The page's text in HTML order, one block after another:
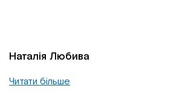
Наталія Любива
Читати більше